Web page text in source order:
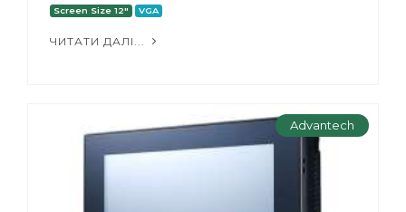
Screen Size 12" VGA
ЧИТАТИ ДАЛІ...
Advantech